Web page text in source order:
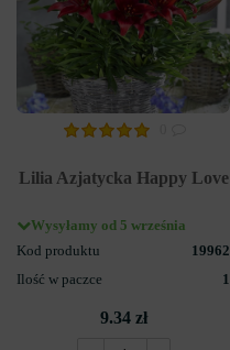
Lilia Azjatycka Happy Love
Wysyłamy od 5 września
Kod produktu
19962
Ilość w paczce
1
9.34 zł